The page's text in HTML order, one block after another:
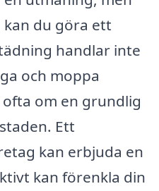
du göra ett
handlar inte
och moppa
om en grundlig
Ett
kan erbjuda en
kan förenkla din